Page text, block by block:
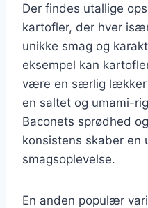
Der findes utallige
kartofler, der hver
unikke smag og
eksempel kan
være en særlig lækker
en saltet og umami-
Baconets sprødhed
konsistens skaber en
smagsoplevelse.
En anden populær